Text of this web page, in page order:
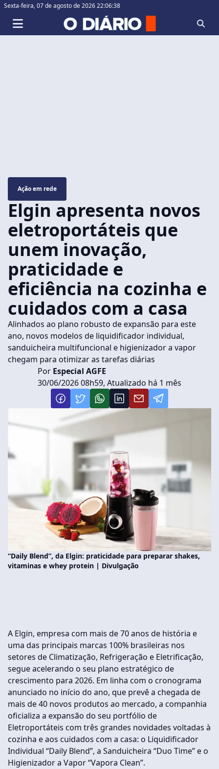
Sexta-feira,07 de agosto de 2026 22:06:39
Ação em rede
Elgin apresenta novos
eletroportáteis que
unem inovação,
praticidade e
eficiência na cozinha e
cuidados com a casa
Alinhados ao plano robusto de expansão para este
ano, novos modelos de liquidificador individual,
sanduicheira multifuncional e higienizador a vapor
chegam para otimizar as tarefas diárias
Por Especial AGFE
30/06/2026 08h59, Atualizado há 1 mês
“Daily Blend”, da Elgin: praticidade para preparar shakes,
vitaminas e whey protein | Divulgação
A Elgin, empresa com mais de 70 anos de história e
uma das principais marcas 100% brasileiras nos
setores de Climatização, Refrigeração e Eletrificação,
segue acelerando o seu plano estratégico de
crescimento para 2026. Em linha com o cronograma
anunciado no início do ano, que prevê a chegada de
mais de 40 novos produtos ao mercado, a companhia
oficializa a expansão do seu portfólio de
Eletroportáteis com três grandes novidades voltadas à
cozinha e aos cuidados com a casa: o Liquidificador
Individual “Daily Blend”, a Sanduicheira “Duo Time” e o
Higienizador a Vapor “Vapora Clean”.